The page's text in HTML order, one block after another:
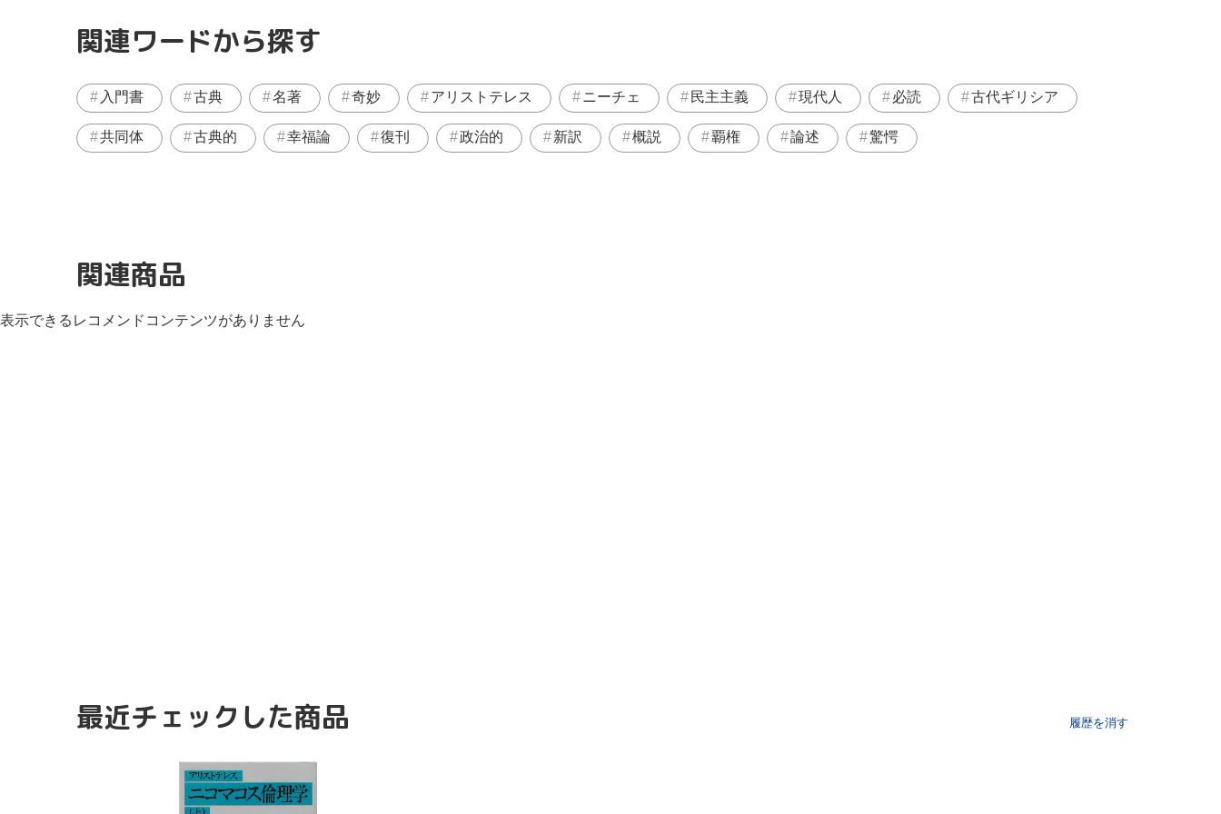
関連ワードから探す
入門書 古典 名著 奇妙 アリストテレス ニーチェ 民主主義 現代人 必読 古代ギリシア
共同体 古典的 幸福論 復刊 政治的 新訳 概説 覇権 論述 驚愕
関連商品
表示できるレコメンドコンテンツがありません
最近チェックした商品 履歴を消す